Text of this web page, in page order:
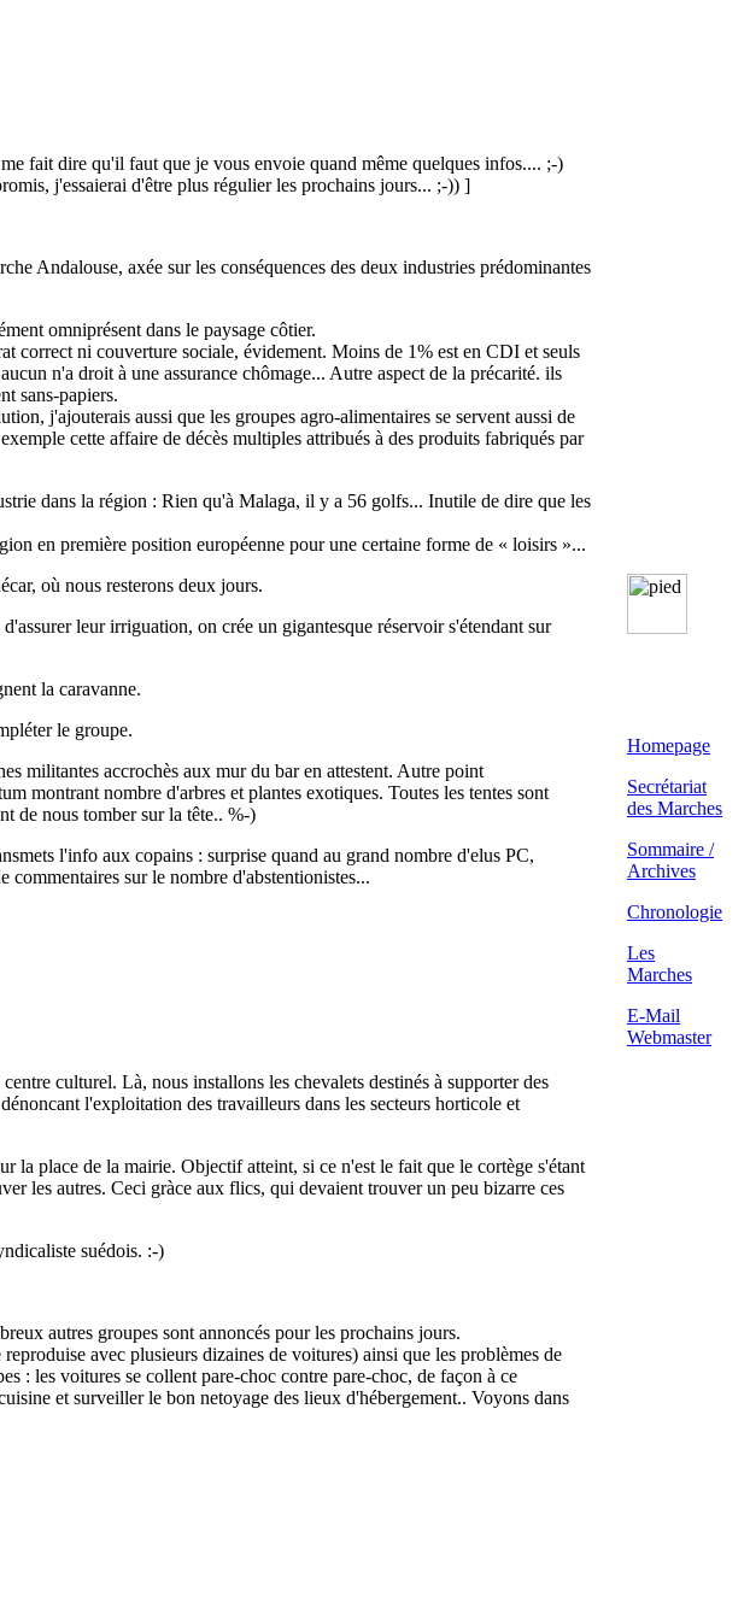
fait dire qu'il faut que je vous envoie quand même quelques infos.... ;-)
j'essaierai d'être plus régulier les prochains jours... ;-)) ]
Andalouse, axée sur les conséquences des deux industries prédominantes
omniprésent dans le paysage côtier.
correct ni couverture sociale, évidement. Moins de 1% est en CDI et seuls
n'a droit à une assurance chômage... Autre aspect de la précarité. ils
sans-papiers.
j'ajouterais aussi que les groupes agro-alimentaires se servent aussi de
cette affaire de décès multiples attribués à des produits fabriqués par
dans la région : Rien qu'à Malaga, il y a 56 golfs... Inutile de dire que les
en première position européenne pour une certaine forme de « loisirs »...
où nous resterons deux jours.
leur irriguation, on crée un gigantesque réservoir s'étendant sur
la caravanne.
le groupe.
militantes accrochès aux mur du bar en attestent. Autre point
montrant nombre d'arbres et plantes exotiques. Toutes les tentes sont
de nous tomber sur la tête.. %-)
l'info aux copains : surprise quand au grand nombre d'elus PC,
sur le nombre d'abstentionistes...
culturel. Là, nous installons les chevalets destinés à supporter des
l'exploitation des travailleurs dans les secteurs horticole et
la place de la mairie. Objectif atteint, si ce n'est le fait que le cortège s'étant
les autres. Ceci gràce aux flics, qui devaient trouver un peu bizarre ces
suédois. :-)
autres groupes sont annoncés pour les prochains jours.
avec plusieurs dizaines de voitures) ainsi que les problèmes de
: les voitures se collent pare-choc contre pare-choc, de façon à ce
et surveiller le bon netoyage des lieux d'hébergement.. Voyons dans
Homepage
Secrétariat
des Marches
Sommaire /
Archives
Chronologie
Les
Marches
E-Mail
Webmaster